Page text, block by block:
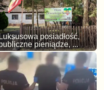
posiadłość,
pieniądze, ...